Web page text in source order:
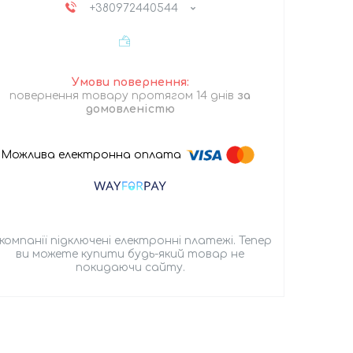
+380972440544
повернення товару протягом 14 днів за
домовленістю
підключені електронні платежі. Тепер
ви можете купити будь-який товар не
покидаючи сайту.